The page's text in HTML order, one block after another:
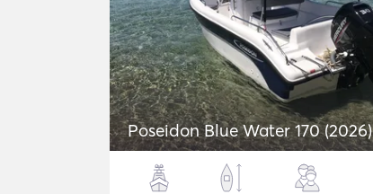
Poseidon Blue Water 170 (2026)